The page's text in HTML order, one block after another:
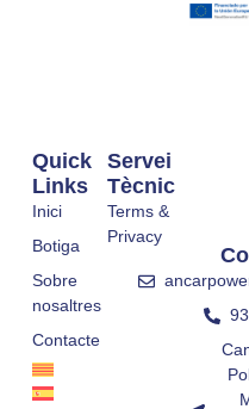
Servei
Tècnic
Terms &
Privacy
Quick
Links
Inici
Botiga
Sobre
nosaltres
Contacte